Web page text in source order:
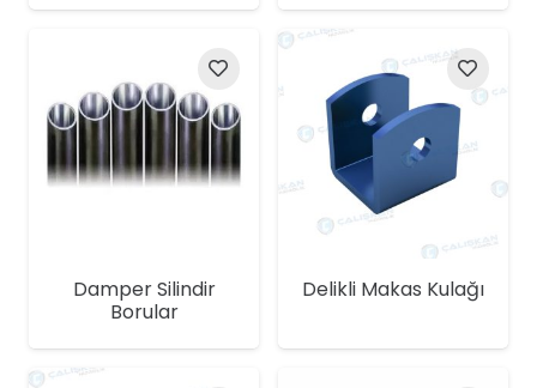
Damper Silindir
Borular
Delikli Makas Kulağı